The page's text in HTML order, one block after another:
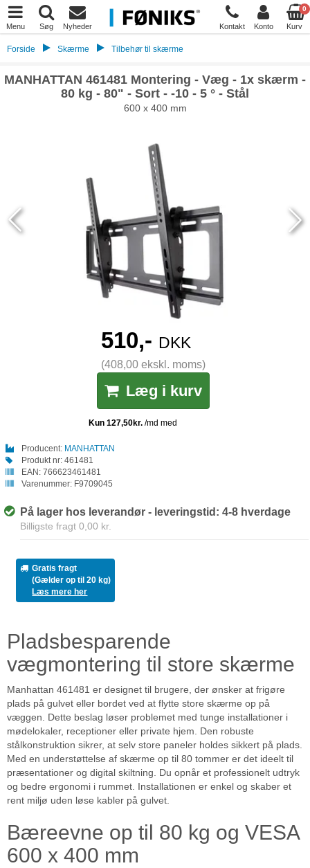
Menu Søg Nyheder Kontakt Konto
0
Kurv
Forside Skærme Tilbehør til skærme
MANHATTAN 461481 Montering - Væg - 1x skærm -
80 kg - 80" - Sort - -10 - 5 ° - Stål
600 x 400 mm
510,- DKK
(408,00 ekskl. moms)
Læg i kurv
Producent: MANHATTAN
Produkt nr: 461481
EAN: 766623461481
Varenummer: F9709045
På lager hos leverandør - leveringstid: 4-8 hverdage
Billigste fragt 0,00 kr.
Gratis fragt
(Gælder op til 20 kg)
Læs mere her
Pladsbesparende
vægmontering til store skærme
Manhattan 461481 er designet til brugere, der ønsker at frigøre
plads på gulvet eller bordet ved at flytte store skærme op på
væggen. Dette beslag løser problemet med tunge installationer i
mødelokaler, receptioner eller private hjem. Den robuste
stålkonstruktion sikrer, at selv store paneler holdes sikkert på plads.
Med en understøttelse af skærme op til 80 tommer er det ideelt til
præsentationer og digital skiltning. Du opnår et professionelt udtryk
og bedre ergonomi i rummet. Installationen er enkel og skaber et
rent miljø uden løse kabler på gulvet.
Bæreevne op til 80 kg og VESA
600 x 400 mm